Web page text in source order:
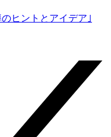
ヒントとアイデア｣